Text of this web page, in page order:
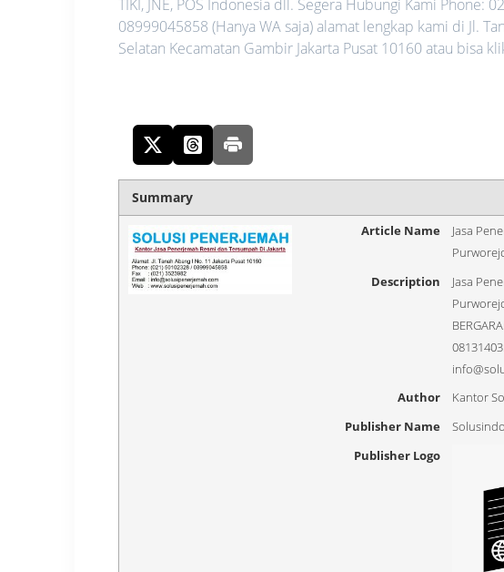
TIKI, JNE, POS Indonesia dll. Segera Hubungi Kami
08999045858 (Hanya WA saja) alamat lengkap kami di Jl.
Selatan Kecamatan Gambir Jakarta Pusat 10160 atau bisa
Summary
Article Name
Jasa
Description
Jasa
Author
Kantor
Publisher Name
Publisher Logo